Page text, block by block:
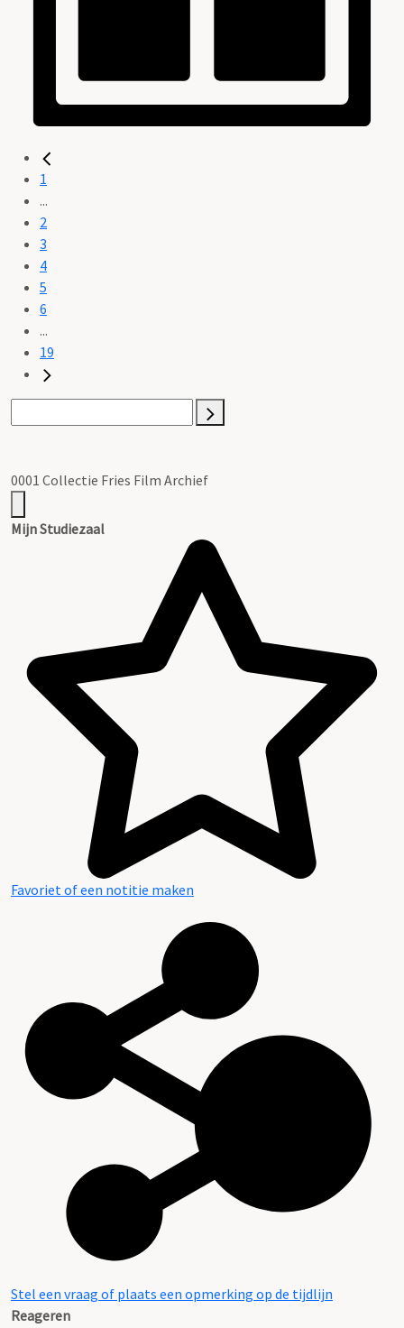
1
...
2
3
4
5
6
...
19
0001 Collectie Fries Film Archief
Mijn Studiezaal
Favoriet of een notitie maken
Stel een vraag of plaats een opmerking op de tijdlijn
Reageren